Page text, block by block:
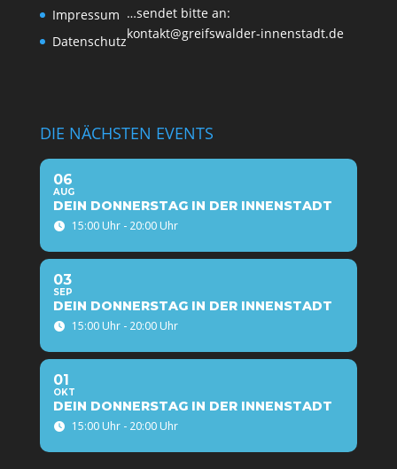
Impres­sum
Daten­schutz
…sen­det bit­te an:
kontakt@greifswalder-innenstadt.de
DIE NÄCHSTEN EVENTS
06
AUG
DEIN DONNERSTAG IN DER INNENSTADT
15:00 Uhr - 20:00 Uhr
03
SEP
DEIN DONNERSTAG IN DER INNENSTADT
15:00 Uhr - 20:00 Uhr
01
OKT
DEIN DONNERSTAG IN DER INNENSTADT
15:00 Uhr - 20:00 Uhr